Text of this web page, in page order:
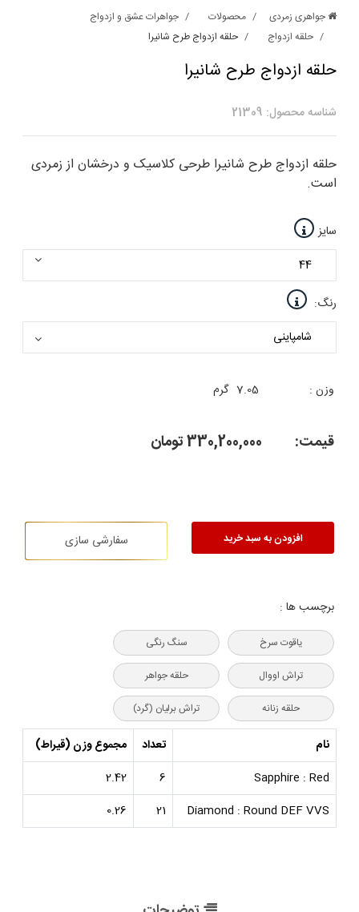
جواهری زمردی محصولات
جواهرات عشق و ازدواج
حلقه ازدواج
حلقه ازدواج طرح شانیرا
حلقه ازدواج طرح شانیرا
شناسه محصول: 21309
حلقه ازدواج طرح شانیرا طرحی کلاسیک و درخشان از زمردی
است.
سایز
رنگ:
وزن : 7.05 گرم
قیمت: 330,200,000تومان
افزودن به سبد خرید سفارشی سازی
برچسب ها :
یاقوت سرخ سنگ رنگی
تراش اووال حلقه جواهر
حلقه زنانه تراش برلیان (گرد)
نام تعداد
مجموع وزن (قیراط)
Sapphire : Red
6
2.42
Diamond : Round DEF VVS
21
0.26